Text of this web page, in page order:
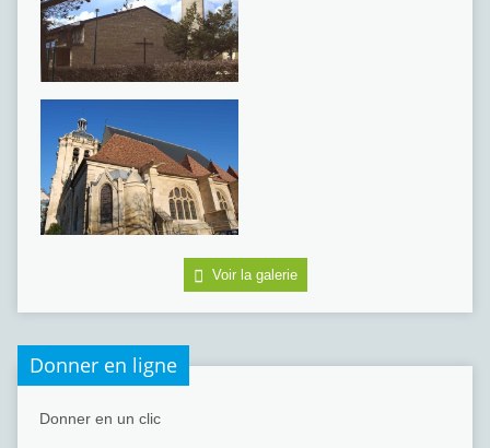
Voir la galerie
Donner en ligne
Donner en un clic